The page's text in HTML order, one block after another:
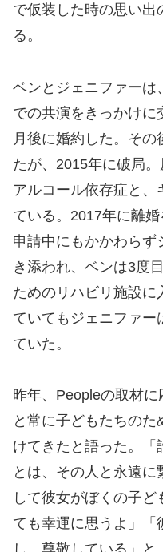
で仮装した時の思い出
る。
ベンとジェニファーは
での共演をきっかけに
月後に婚約した。そ
たが、2015年に破局
アルコール依存症と
ている。2017年に離
申請中にもかかわら
き添われ、ベンは3度
ためのリハビリ施設に
ていてもジェニファー
ていた。
昨年、Peopleの取材
と常に子どもたちの
けてきたと語った。「
とは、その人と永遠
して彼女がぼくの子ど
ても幸運に思うよ」「
し、尊敬している」